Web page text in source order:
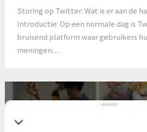
Storing op Twitter: Wat is er aan de
Introductie: Op een normale dag is
bruisend platform waar gebruikers
meningen…